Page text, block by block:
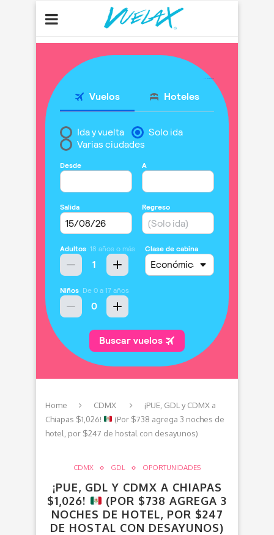
Home CDMX
¡PUE, GDL y CDMX a
Chiapas $1,026!
(Por $738 agrega 3 noches de
hotel, por $247 de hostal con desayunos)
CDMX GDL OPORTUNIDADES
¡PUE, GDL Y CDMX A CHIAPAS
$1,026!
(POR $738 AGREGA 3
NOCHES DE HOTEL, POR $247
DE HOSTAL CON DESAYUNOS)